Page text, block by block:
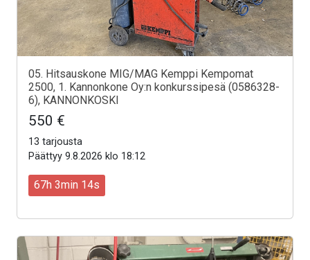
05. Hitsauskone MIG/MAG Kemppi Kempomat
2500, 1. Kannonkone Oy:n konkurssipesä (0586328-
6), KANNONKOSKI
550 €
13 tarjousta
Päättyy 9.8.2026 klo 18:12
67h 3min 12s